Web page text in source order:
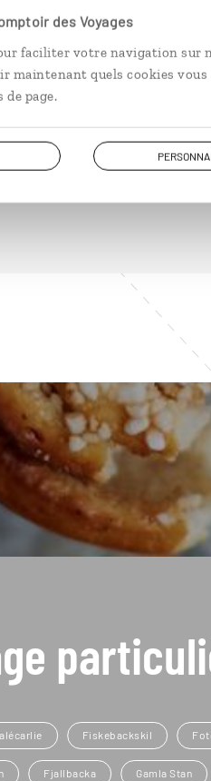
des Voyages
faciliter votre navigation sur
maintenant quels cookies
de page.
Fiskebackskil
Fjallbacka Gamla Stan